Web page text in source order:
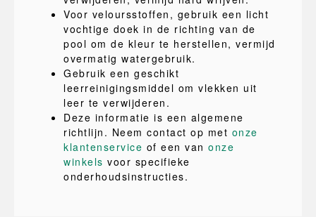
Voor veloursstoffen, gebruik een licht
vochtige doek in de richting van de
pool om de kleur te herstellen, vermijd
overmatig watergebruik.
Gebruik een geschikt
leerreinigingsmiddel om vlekken uit
leer te verwijderen.
Deze informatie is een algemene
richtlijn. Neem contact op met onze
klantenservice of een van onze
winkels voor specifieke
onderhoudsinstructies.